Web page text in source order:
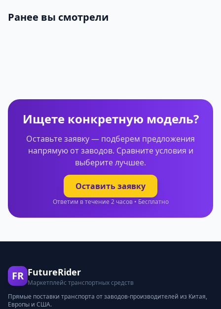
Ранее вы смотрели
Ищете конкретную модель?
Оставьте заявку — подберем предложения
напрямую от заводов. Сравните условия и
выберите лучшее.
Оставить заявку
Ответим в течение 2 часов • Бесплатно
FR FutureRider
Маркетплейс транспортных средств
Прямые поставки транспорта от заводов-производителей из Китая,
Европы и США.